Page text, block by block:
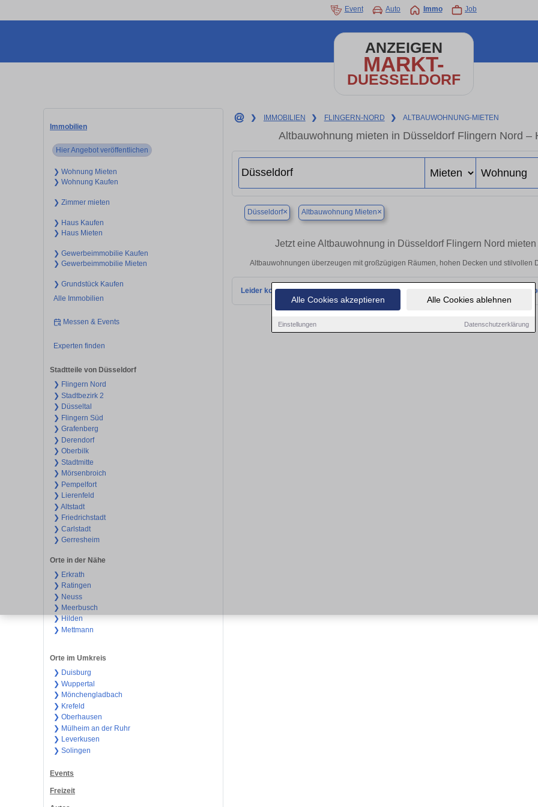
Alle Cookies akzeptieren Alle Cookies ablehnen
Einstellungen Datenschutzerklärung
Event Auto Immo Job
ANZEIGEN
MARKT-
DUESSELDORF
Immobilien
Hier Angebot veröffentlichen
❯ Wohnung Mieten
❯ Wohnung Kaufen
❯ Zimmer mieten
❯ Haus Kaufen
❯ Haus Mieten
❯ Gewerbeimmobilie Kaufen
❯ Gewerbeimmobilie Mieten
❯ Grundstück Kaufen
Alle Immobilien
Messen & Events
Experten finden
Stadtteile von Düsseldorf
❯ Flingern Nord
❯ Stadtbezirk 2
❯ Düsseltal
❯ Flingern Süd
❯ Grafenberg
❯ Derendorf
❯ Oberbilk
❯ Stadtmitte
❯ Mörsenbroich
❯ Pempelfort
❯ Lierenfeld
❯ Altstadt
❯ Friedrichstadt
❯ Carlstadt
❯ Gerresheim
Orte in der Nähe
❯ Erkrath
❯ Ratingen
❯ Neuss
❯ Meerbusch
❯ Hilden
❯ Mettmann
Orte im Umkreis
❯ Duisburg
❯ Wuppertal
❯ Mönchengladbach
❯ Krefeld
❯ Oberhausen
❯ Mülheim an der Ruhr
❯ Leverkusen
❯ Solingen
Events
Freizeit
❯ IMMOBILIEN ❯ FLINGERN-NORD ❯ ALTBAUWOHNUNG-MIETEN
Altbauwohnung mieten in Düsseldorf Flingern Nord –
Düsseldorf× Altbauwohnung Mieten×
Jetzt eine Altbauwohnung in Düsseldorf Flingern Nord
Altbauwohnungen überzeugen mit großzügigen Räumen, hohen Decken und stilvollen
Leider konnten wir derzeit keine passenden Objekte finden. Schauen Sie bald wieder